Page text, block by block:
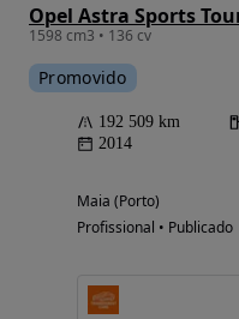
1598 cm3 • 136 cv
Promovido
192 509 km
2014
Maia (Porto)
Profissional • Publicado